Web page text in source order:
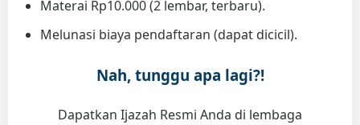
Materai Rp10.000 (2 lembar, terbaru).
Melunasi biaya pendaftaran (dapat dicicil).
Nah, tunggu apa lagi?!
Dapatkan Ijazah Resmi Anda di lembaga